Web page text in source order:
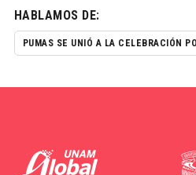
HABLAMOS DE:
PUMAS SE UNIÓ A LA CELEBRACIÓN